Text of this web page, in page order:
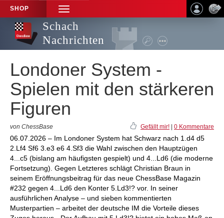
SHOP
TOGGLE
NAVIGATION
Schach
Nachrichten
Londoner System -
Spielen mit den stärkeren
Figuren
von ChessBase Gefällt mir! 0 Kommentare
06.07.2026 – Im Londoner System hat Schwarz nach 1.d4 d5
2.Lf4 Sf6 3.e3 e6 4.Sf3 die Wahl zwischen den Hauptzügen
4...c5 (bislang am häufigsten gespielt) und 4...Ld6 (die moderne
Fortsetzung). Gegen Letzteres schlägt Christian Braun in
seinem Eröffnungsbeitrag für das neue ChessBase Magazin
#232 gegen 4...Ld6 den Konter 5.Ld3!? vor. In seiner
ausführlichen Analyse – und sieben kommentierten
Musterpartien – arbeitet der deutsche IM die Vorteile dieses